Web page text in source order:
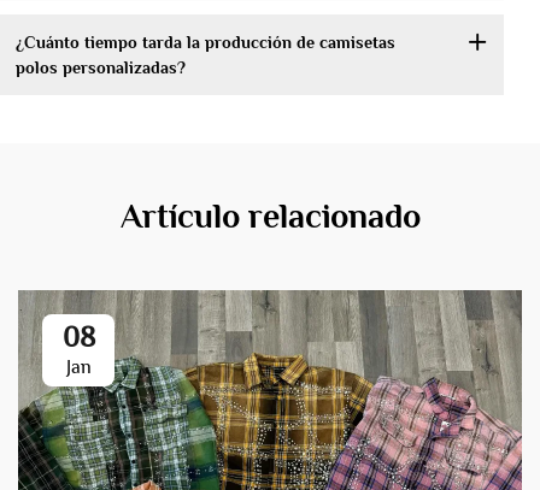
¿Cuánto tiempo tarda la producción de camisetas
polos personalizadas?
Artículo relacionado
08
Jan